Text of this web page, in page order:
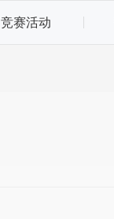
竞赛活动